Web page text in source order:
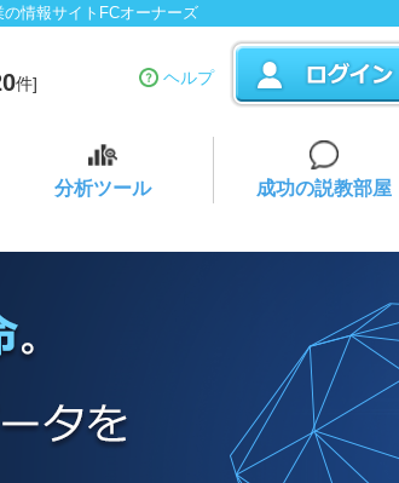
情報サイトFCオーナーズ
件] ヘルプ
分析ツール 成功の説教部屋